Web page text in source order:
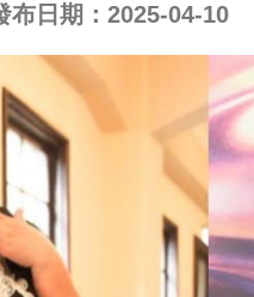
布日期：2025-04-10